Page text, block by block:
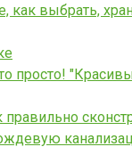
как выбрать,
просто!